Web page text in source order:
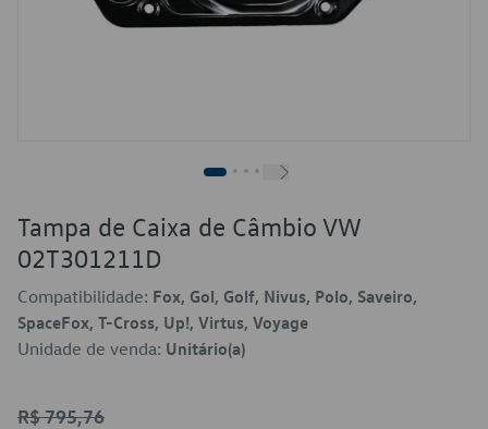
Tampa de Caixa de Câmbio VW
02T301211D
Compatibilidade: Fox, Gol, Golf, Nivus, Polo, Saveiro,
SpaceFox, T-Cross, Up!, Virtus, Voyage
Unidade de venda: Unitário(a)
R$ 795,76